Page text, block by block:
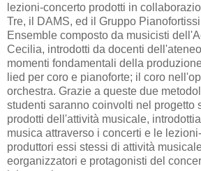
lezioni-concerto prodotti in
Tre, il DAMS, ed il Gruppo
Ensemble composto da musicisti
Cecilia, introdotti da docenti
momenti fondamentali della
lied per coro e pianoforte; il coro
orchestra. Grazie a queste due
studenti saranno coinvolti nel progetto
prodotti dell'attività musicale,
musica attraverso i concerti e le
produttori essi stessi di attività
eorganizzatori e protagonisti del